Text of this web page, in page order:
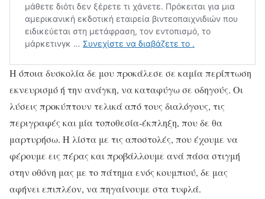
Η όποια δυσκολία δε μου προκάλεσε σε καμία περίπτωση
εκνευρισμό ή την ανάγκη, να καταφύγω σε οδηγούς. Οι
λύσεις προκύπτουν τελικά από τους διαλόγους, τις
περιγραφές και μία τοποθεσία-έκπληξη, που δε θα
μαρτυρήσω. Η λίστα με τις αποστολές, που έχουμε να
φέρουμε εις πέρας και προβάλλουμε ανά πάσα στιγμή
στην οθόνη μας με το πάτημα ενός κουμπιού, δε μας
αφήνει επιπλέον, να πηγαίνουμε στα τυφλά.